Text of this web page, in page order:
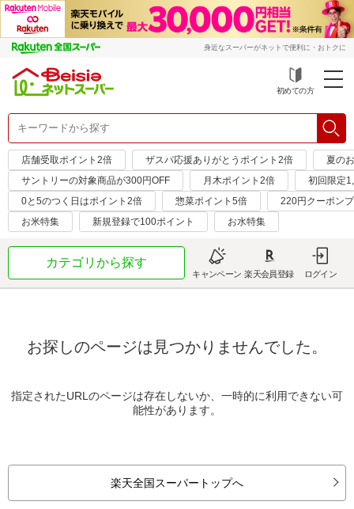
身近なスーパーがネットで便利に・おトクに
初めての方
店舗受取ポイント2倍 ザスパ応援ありがとうポイント2倍
夏の
サントリーの対象商品が300円OFF
月木ポイント2倍
初回限定
0と5のつく日はポイント2倍
惣菜ポイント5倍
220円クーポン
お米特集
新規登録で100ポイント お水特集
カテゴリから探す
キャンペーン 楽天会員登録 ログイン
お探しのページは見つかりませんでした。
指定されたURLのページは存在しないか、一時的に利用できない可
能性があります。
楽天全国スーパートップへ